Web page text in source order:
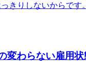
きりしないからで
わらない雇用